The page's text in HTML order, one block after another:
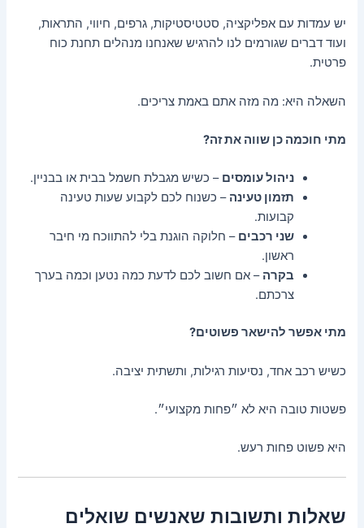
יש עמדות עם אפליקציה, סטטיסטיקות, גרפים, חיווי, התראות,
ועוד דברים שגורמים לנו להרגיש שאנחנו מנהלים תחנת כוח
פרטית.
השאלה היא: מה מזה אתם באמת צריכים.
מתי חוכמה כן שווה את זה?
ניהול עומסים – כשיש מגבלת חשמל בבית או בבניין.
תזמון טעינה – כשנוח לכם לקבוע שעות טעינה
קבועות.
שני רכבים – חלוקה הוגנת בלי להתווכח מי חיבר
ראשון.
בקרה – אם חשוב לכם לדעת כמה נטען וכמה בערך
צרכתם.
מתי אפשר להישאר פשוטים?
כשיש רכב אחד, נסיעות רגילות, ותשתית יציבה.
פשטות טובה היא לא ״פחות מקצועי״.
היא פשוט פחות רעש.
שאלות ותשובות שאנשים שואלים